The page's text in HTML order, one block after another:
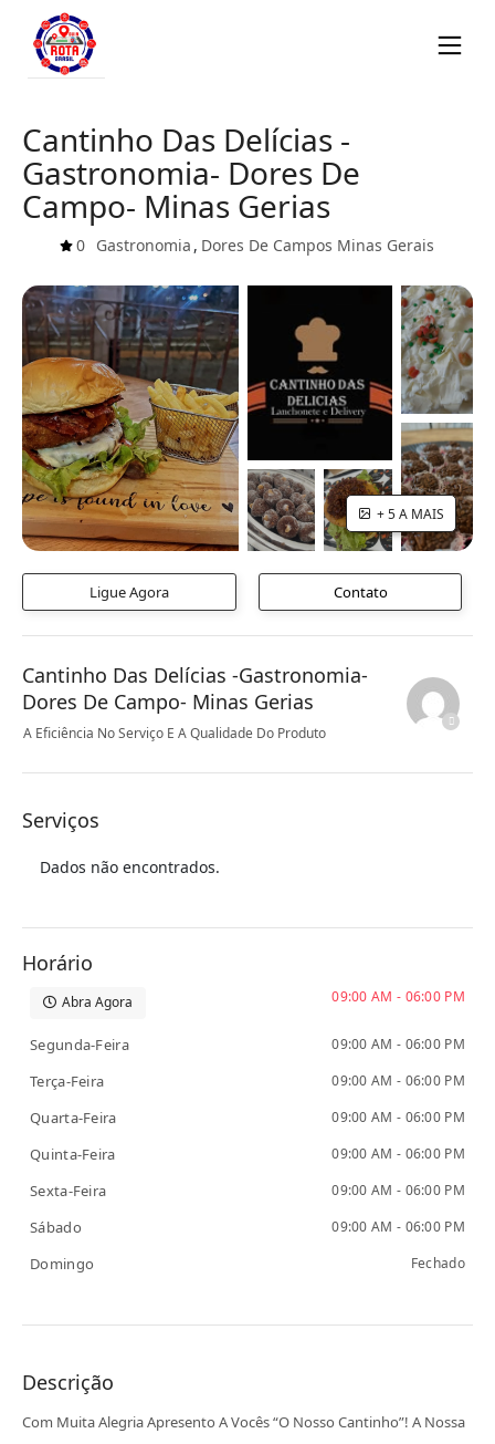
Cantinho Das Delícias -
Gastronomia- Dores De
Campo- Minas Gerias
0 Gastronomia , Dores De Campos Minas Gerais
+ 5 A MAIS
Ligue Agora Contato
Cantinho Das Delícias -Gastronomia-
Dores De Campo- Minas Gerias
A Eficiência No Serviço E A Qualidade Do Produto
Serviços
Dados não encontrados.
Horário
Abra Agora 09:00 AM - 06:00 PM
Segunda-Feira 09:00 AM - 06:00 PM
Terça-Feira 09:00 AM - 06:00 PM
Quarta-Feira 09:00 AM - 06:00 PM
Quinta-Feira 09:00 AM - 06:00 PM
Sexta-Feira 09:00 AM - 06:00 PM
Sábado 09:00 AM - 06:00 PM
Domingo Fechado
Descrição
Com Muita Alegria Apresento A Vocês “o Nosso Cantinho”! A Nossa